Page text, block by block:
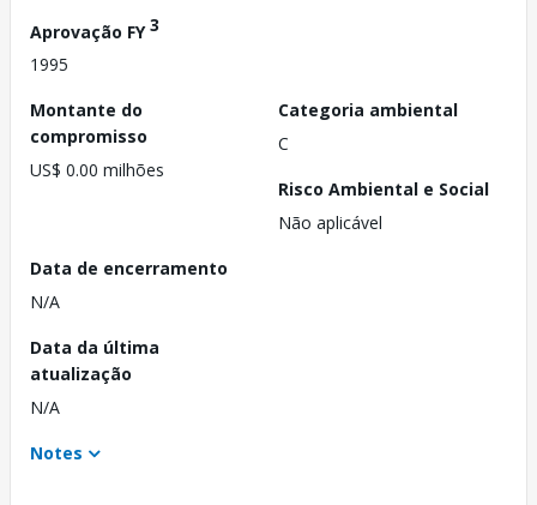
Aprovação FY3
1995
Montante do
compromisso
US$ 0.00 milhões
Categoria ambiental
C
Risco Ambiental e Social
Não aplicável
Data de encerramento
N/A
Data da última
atualização
N/A
Notes